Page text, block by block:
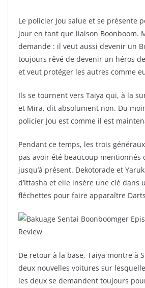
Le policier Jou salue et se présente
jour en tant que liaison Boonboom.
demande : il veut aussi devenir un
toujours rêvé de devenir un héros
et veut protéger les autres comme
Ils se tournent vers Taiya qui, à la
et Mira, dit absolument non. Du
policier Jou est comme il est
Pendant ce temps, les trois
pas avoir été beaucoup mentionnés
jusqu’à présent. Dekotorade et
d’Ittasha et elle insère une clé dans
fléchettes pour faire apparaître
De retour à la base, Taiya montre à
deux nouvelles voitures sur
les deux se demandent toujours